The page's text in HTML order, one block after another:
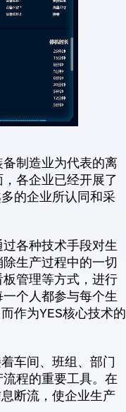
制造业为代表的离
各企业已经开展了
的企业所认同和采
各种技术手段对生
生产过程中的一切
管理等方式，进行
个人都参与每个生
作为YES核心技术的
车间、班组、部门
程的重要工具。在
断流，使企业生产